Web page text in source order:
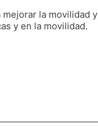
la movilidad
y en la movilidad.